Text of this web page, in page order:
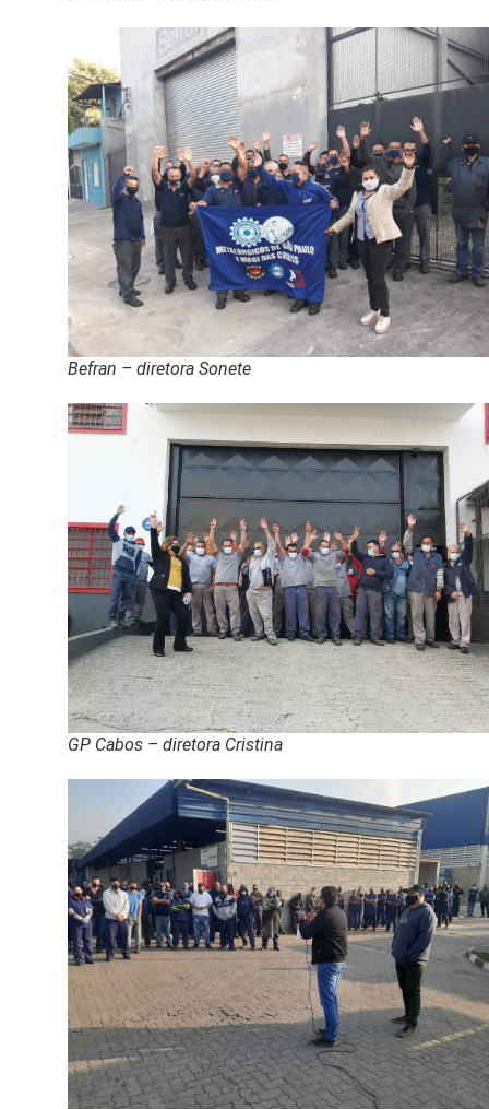
Befran – diretora Sonete
GP Cabos – diretora Cristina